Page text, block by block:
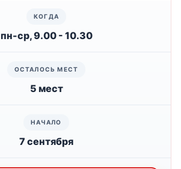
пн-ср, 9.00 - 10.30
5 мест
7 сентября